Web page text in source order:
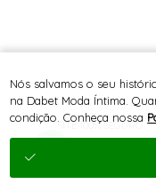
SITE 100% SEGURO
Nós salvamos o seu
na Dabet Moda Íntima.
condição. Conheça nossa